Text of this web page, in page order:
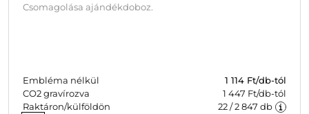
Csomagolása ajándékdoboz.
Embléma nélkül 1 114 Ft/db-tól
CO2 gravírozva
1 447 Ft/db-tól
Raktáron/külföldön
22/2 847 db